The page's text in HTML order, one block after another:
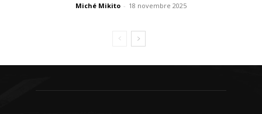
Miché Mikito - 18 novembre 2025